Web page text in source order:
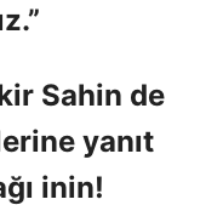
Sahin de
yanıt
inin!